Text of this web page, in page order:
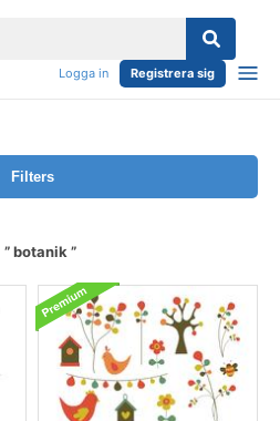
Logga in Registrera sig
Filters
botanik